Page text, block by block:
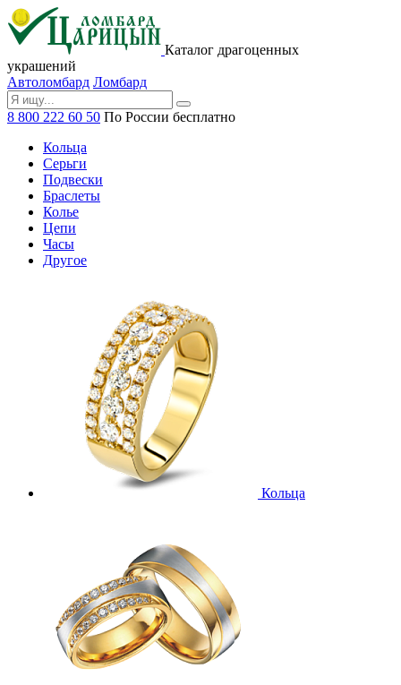
Каталог драгоценных
украшений
Автоломбард Ломбард
8 800 222 60 50 По России бесплатно
Кольца
Серьги
Подвески
Браслеты
Колье
Цепи
Часы
Другое
Кольца